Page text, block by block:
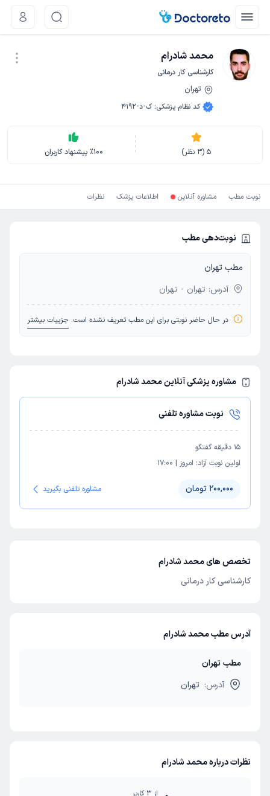
محمد شادرام
کارشناسی کار درمانی
تهران
کد نظام پزشکی: ک-د-4192
5
(
3 نظر) ٪100 پیشنهاد کاربران
نوبت مطب مشاوره آنلاین اطلاعات پزشک نظرات
نوبت‌دهی مطب
مطب تهران
آدرس: تهران - تهران
در حال حاضر نوبتی برای این مطب تعریف نشده است. جزییات بیشتر
مشاوره پزشکی آنلاین محمد شادرام
نوبت مشاوره تلفنی
15 دقیقه گفتگو
اولین نوبت آزاد: امروز |
17:00
200,000 تومان مشاوره تلفنی بگیرید
تخصص های محمد شادرام
کارشناسی کار درمانی
آدرس مطب محمد شادرام
مطب تهران
آدرس: تهران
نظرات درباره محمد شادرام
از 3 کاربر